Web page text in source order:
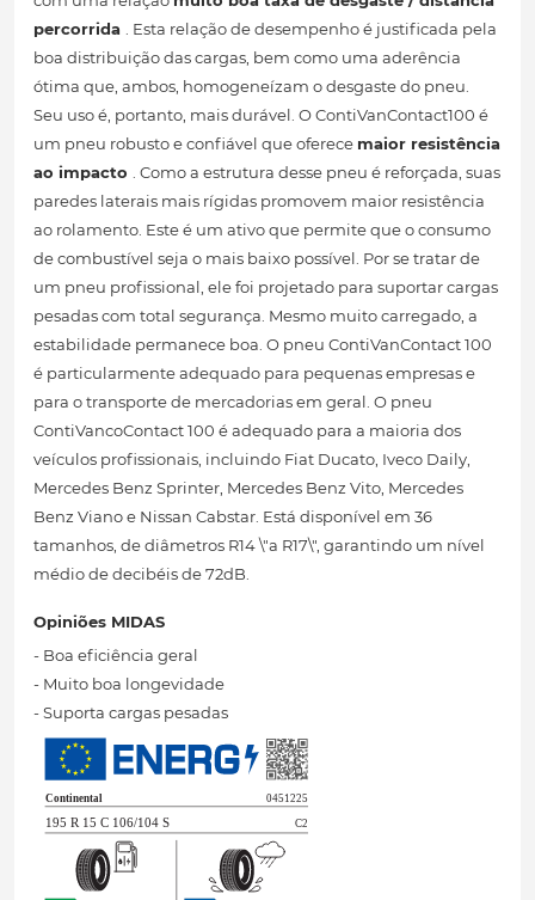
percorrida . Esta relação de desempenho é justificada pela
boa distribuição das cargas, bem como uma aderência
ótima que, ambos, homogeneízam o desgaste do pneu.
Seu uso é, portanto, mais durável. O ContiVanContact100 é
um pneu robusto e confiável que oferece maior resistência
ao impacto . Como a estrutura desse pneu é reforçada, suas
paredes laterais mais rígidas promovem maior resistência
ao rolamento. Este é um ativo que permite que o consumo
de combustível seja o mais baixo possível. Por se tratar de
um pneu profissional, ele foi projetado para suportar cargas
pesadas com total segurança. Mesmo muito carregado, a
estabilidade permanece boa. O pneu ContiVanContact 100
é particularmente adequado para pequenas empresas e
para o transporte de mercadorias em geral. O pneu
ContiVancoContact 100 é adequado para a maioria dos
veículos profissionais, incluindo Fiat Ducato, Iveco Daily,
Mercedes Benz Sprinter, Mercedes Benz Vito, Mercedes
Benz Viano e Nissan Cabstar. Está disponível em 36
tamanhos, de diâmetros R14 \"a R17\", garantindo um nível
médio de decibéis de 72dB.
Opiniões MIDAS
- Boa eficiência geral
- Muito boa longevidade
- Suporta cargas pesadas